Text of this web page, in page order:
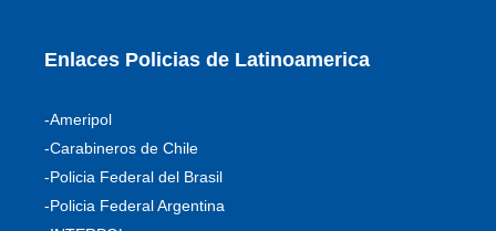
Enlaces Policias de Latinoamerica
-Ameripol
-Carabineros de Chile
-Policia Federal del Brasil
-Policia Federal Argentina